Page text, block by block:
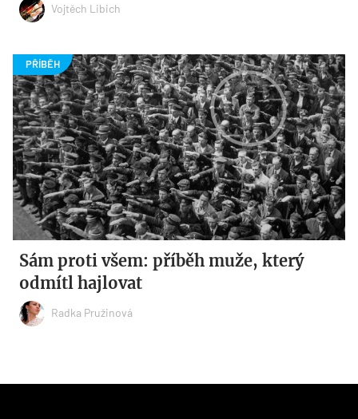
Vojtěch Libich
Sám proti všem: příběh muže, který
odmítl hajlovat
Radka Pružinová